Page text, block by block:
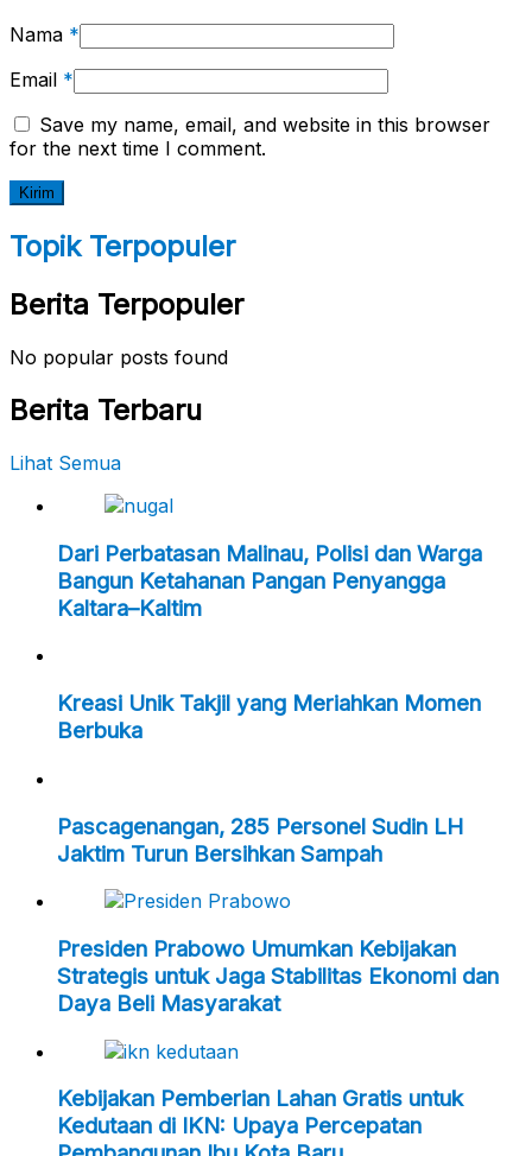
Nama *
Email *
Save my name, email, and website in this browser
for the next time I comment.
Topik Terpopuler
Berita Terpopuler
No popular posts found
Berita Terbaru
Lihat Semua
Dari Perbatasan Malinau, Polisi dan Warga
Bangun Ketahanan Pangan Penyangga
Kaltara–Kaltim
Kreasi Unik Takjil yang Meriahkan Momen
Berbuka
Pascagenangan, 285 Personel Sudin LH
Jaktim Turun Bersihkan Sampah
Presiden Prabowo Umumkan Kebijakan
Strategis untuk Jaga Stabilitas Ekonomi dan
Daya Beli Masyarakat
Kebijakan Pemberian Lahan Gratis untuk
Kedutaan di IKN: Upaya Percepatan